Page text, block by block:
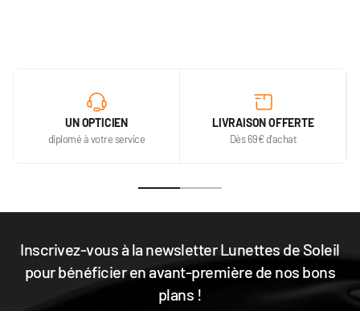
UN OPTICIEN
diplomé à votre service
LIVRAISON OFFERTE
Dès 69€ d'achat
Inscrivez-vous à la newsletter Lunettes de Soleil
pour bénéficier en avant-première de nos bons
plans !